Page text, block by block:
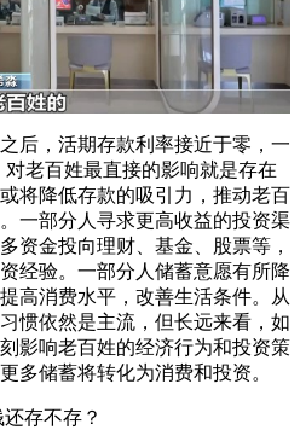
后，活期存款利率接近于零，一
老百姓最直接的影响就是存在
将降低存款的吸引力，推动老百
一部分人寻求更高收益的投资渠
资金投向理财、基金、股票等，
经验。一部分人储蓄意愿有所降
高消费水平，改善生活条件。从
惯依然是主流，但长远来看，如
影响老百姓的经济行为和投资策
多储蓄将转化为消费和投资。
存不存？